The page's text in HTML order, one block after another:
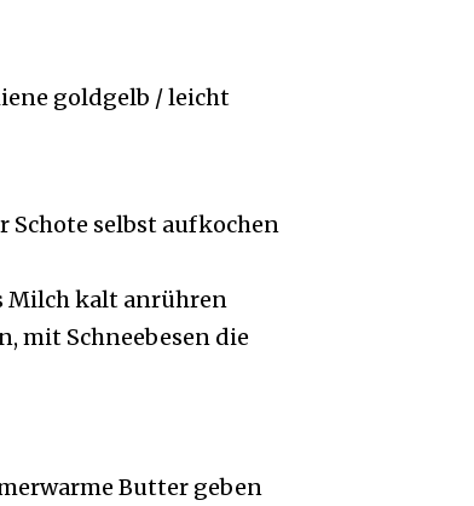
goldgelb / leicht
Schote selbst aufkochen
Milch kalt anrühren
mit Schneebesen die
Butter geben